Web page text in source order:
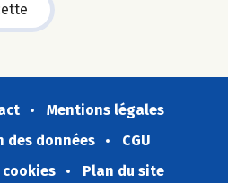
Mentions légales
des données
CGU
Plan du site